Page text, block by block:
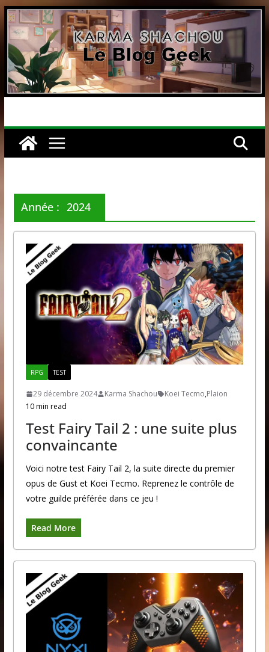
Passer
au
contenu
Année : 2024
RPG TEST
29 décembre 2024 Karma Shachou Koei Tecmo,Plaion
10 min read
Test Fairy Tail 2 : une suite plus
convaincante
Voici notre test Fairy Tail 2, la suite directe du premier
opus de Gust et Koei Tecmo. Reprenez le contrôle de
votre guilde préférée dans ce jeu !
Read More